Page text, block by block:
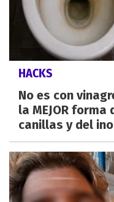
HACKS
No es con
la MEJOR
canillas y del